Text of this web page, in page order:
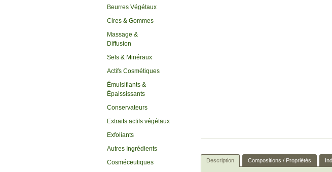
Beurres Végétaux
Cires & Gommes
Massage &
Diffusion
Sels & Minéraux
Actifs Cosmétiques
Émulsifiants &
Épaississants
Conservateurs
Extraits actifs végétaux
Exfoliants
Autres Ingrédients
Cosméceutiques
Description Compositions / Propriétés